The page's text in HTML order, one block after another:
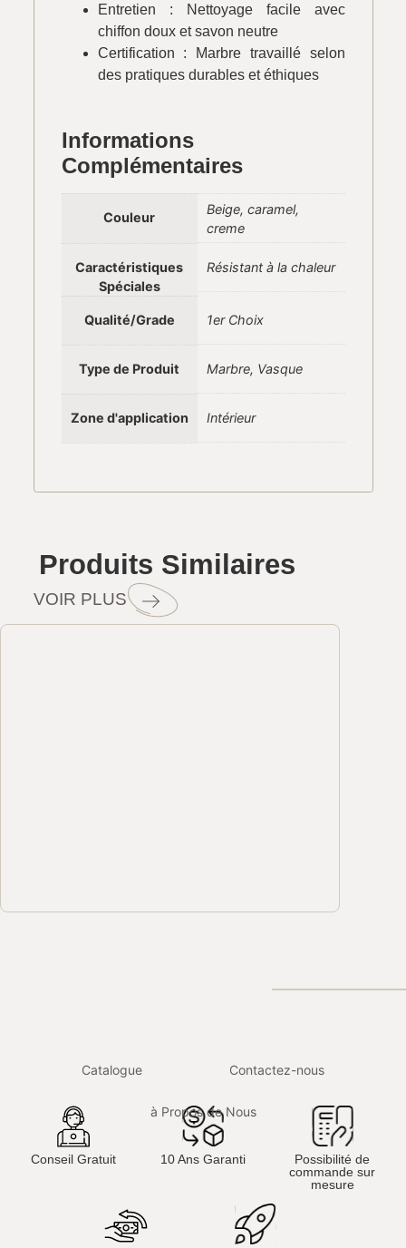
Entretien : Nettoyage facile avec
chiffon doux et savon neutre
Certification : Marbre travaillé selon
des pratiques durables et éthiques
Informations
Complémentaires
Couleur
Beige, caramel,
creme
Caractéristiques
Spéciales
Résistant à la chaleur
Qualité/Grade 1er Choix
Type de Produit Marbre, Vasque
Zone d'application Intérieur
VOIR PLUS
Produits Similaires
Catalogue Contactez-nous
à Propos de Nous
Conseil Gratuit 10 Ans Garanti
Possibilité de
commande sur
mesure